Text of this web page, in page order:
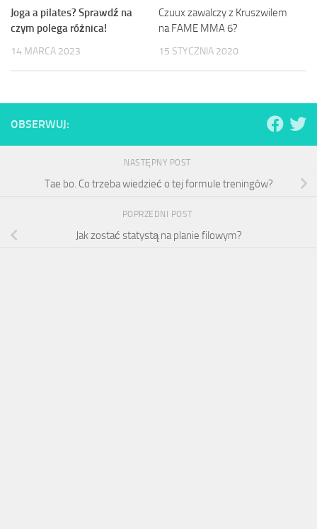
Joga a pilates? Sprawdź na
czym polega różnica!
14 MARCA 2023
Czuux zawalczy z Kruszwilem
na FAME MMA 6?
15 STYCZNIA 2020
OBSERWUJ:
NASTĘPNY POST
Tae bo. Co trzeba wiedzieć o tej formule treningów?
POPRZEDNI POST
Jak zostać statystą na planie filowym?